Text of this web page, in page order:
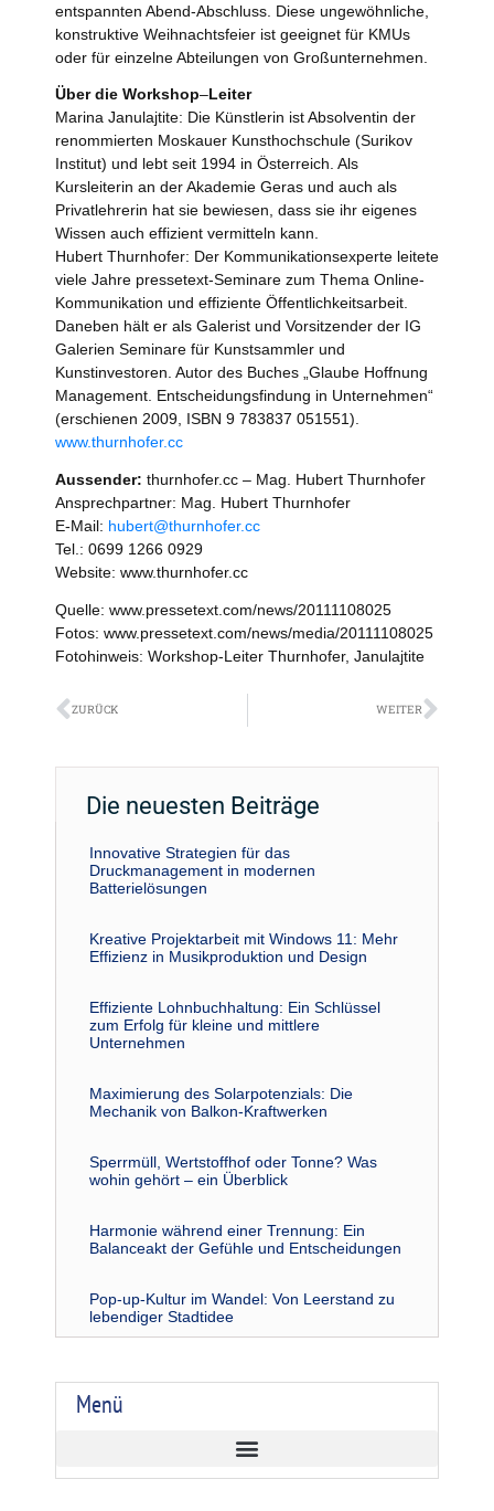
entspannten Abend-Abschluss. Diese ungewöhnliche,
konstruktive Weihnachtsfeier ist geeignet für KMUs
oder für einzelne Abteilungen von Großunternehmen.
Über die Workshop–Leiter
Marina Janulajtite: Die Künstlerin ist Absolventin der
renommierten Moskauer Kunsthochschule (Surikov
Institut) und lebt seit 1994 in Österreich. Als
Kursleiterin an der Akademie Geras und auch als
Privatlehrerin hat sie bewiesen, dass sie ihr eigenes
Wissen auch effizient vermitteln kann.
Hubert Thurnhofer: Der Kommunikationsexperte leitete
viele Jahre pressetext-Seminare zum Thema Online-
Kommunikation und effiziente Öffentlichkeitsarbeit.
Daneben hält er als Galerist und Vorsitzender der IG
Galerien Seminare für Kunstsammler und
Kunstinvestoren. Autor des Buches „Glaube Hoffnung
Management. Entscheidungsfindung in Unternehmen“
(erschienen 2009, ISBN 9 783837 051551).
www.thurnhofer.cc
Aussender: thurnhofer.cc – Mag. Hubert Thurnhofer
Ansprechpartner: Mag. Hubert Thurnhofer
E-Mail: hubert@thurnhofer.cc
Tel.: 0699 1266 0929
Website: www.thurnhofer.cc
Quelle: www.pressetext.com/news/20111108025
Fotos: www.pressetext.com/news/media/20111108025
Fotohinweis: Workshop-Leiter Thurnhofer, Janulajtite
Zurück
ZURÜCK WEITER
Die neuesten Beiträge
Innovative Strategien für das
Druckmanagement in modernen
Batterielösungen
Kreative Projektarbeit mit Windows 11: Mehr
Effizienz in Musikproduktion und Design
Effiziente Lohnbuchhaltung: Ein Schlüssel
zum Erfolg für kleine und mittlere
Unternehmen
Maximierung des Solarpotenzials: Die
Mechanik von Balkon-Kraftwerken
Sperrmüll, Wertstoffhof oder Tonne? Was
wohin gehört – ein Überblick
Harmonie während einer Trennung: Ein
Balanceakt der Gefühle und Entscheidungen
Pop-up-Kultur im Wandel: Von Leerstand zu
lebendiger Stadtidee
Menü